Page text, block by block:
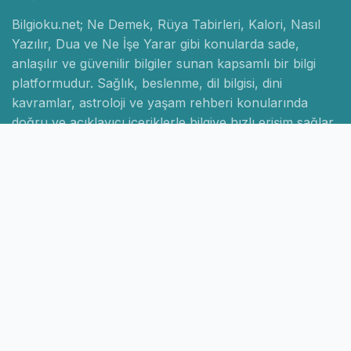
Bilgioku.net; Ne Demek, Rüya Tabirleri, Kalori, Nasıl
Yazılır, Dua ve Ne İşe Yarar gibi konularda sade,
anlaşılır ve güvenilir bilgiler sunan kapsamlı bir bilgi
platformudur. Sağlık, beslenme, dil bilgisi, dini
kavramlar, astroloji ve yaşam rehberi konularında
doğru ve açıklayıcı içeriklerle bilgiye hızlı erişim sağlar.